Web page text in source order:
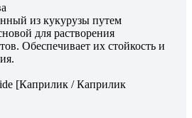
из кукурузы путем
для растворения
Обеспечивает их стойкость и
[Каприлик / Каприлик